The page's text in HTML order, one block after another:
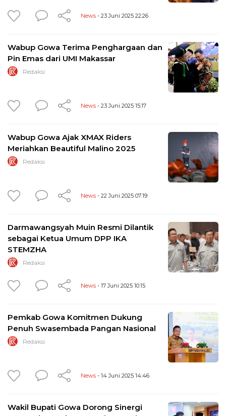
News - 23 Juni 2025 22:26
Wabup Gowa Terima Penghargaan dan
Pin Emas dari UMI Makassar
Redaksi
News - 23 Juni 2025 15:17
Wabup Gowa Ajak XMAX Riders
Meriahkan Beautiful Malino 2025
Redaksi
News - 22 Juni 2025 07:19
Darmawangsyah Muin Resmi Dilantik
sebagai Ketua Umum DPP IKA
STEMZHA
Redaksi
News - 17 Juni 2025 10:15
Pemkab Gowa Komitmen Dukung
Penuh Swasembada Pangan Nasional
Redaksi
News - 14 Juni 2025 14:46
Wakil Bupati Gowa Dorong Sinergi